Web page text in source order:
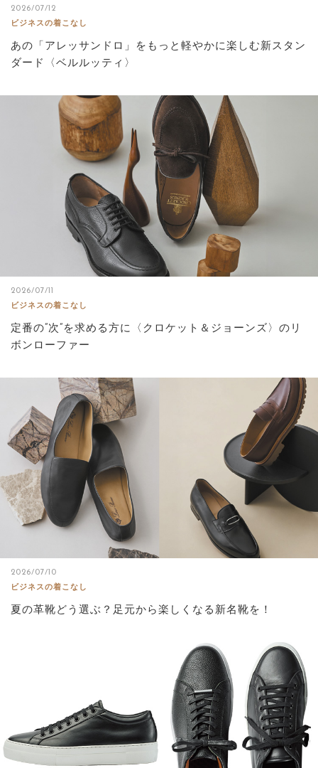
2026/07/12
ビジネスの着こなし
あの「アレッサンドロ」をもっと軽やかに楽しむ新スタン
ダード〈ベルルッティ〉
2026/07/11
ビジネスの着こなし
定番の”次”を求める方に〈クロケット＆ジョーンズ〉のリ
ボンローファー
2026/07/10
ビジネスの着こなし
夏の革靴どう選ぶ？足元から楽しくなる新名靴を！